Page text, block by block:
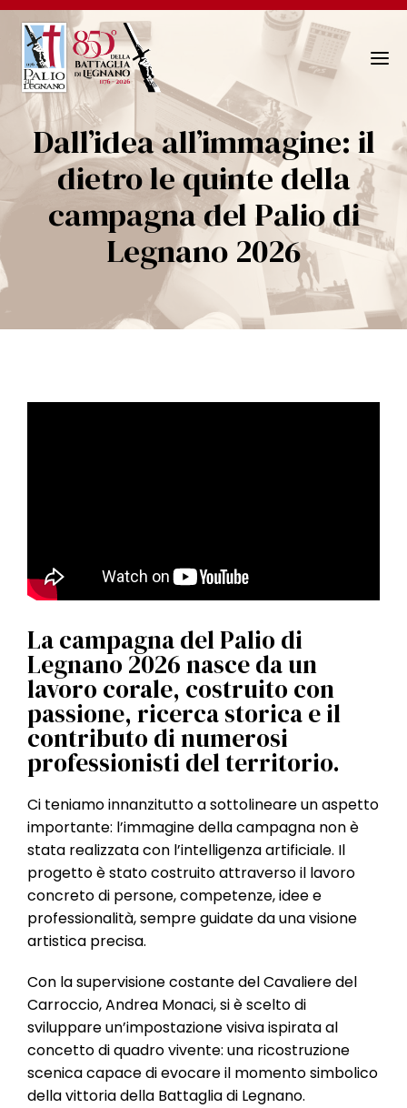
N
o
n
T
Dall’idea all’immagine: il
dietro le quinte della
campagna del Palio di
Legnano 2026
La campagna del Palio di
Legnano 2026 nasce da un
lavoro corale, costruito con
passione, ricerca storica e il
contributo di numerosi
professionisti del territorio.
Ci teniamo innanzitutto a sottolineare un aspetto
importante: l’immagine della campagna non è
stata realizzata con l’intelligenza artificiale. Il
progetto è stato costruito attraverso il lavoro
concreto di persone, competenze, idee e
professionalità, sempre guidate da una visione
artistica precisa.
Con la supervisione costante del Cavaliere del
Carroccio, Andrea Monaci, si è scelto di
sviluppare un’impostazione visiva ispirata al
concetto di quadro vivente: una ricostruzione
scenica capace di evocare il momento simbolico
della vittoria della Battaglia di Legnano.